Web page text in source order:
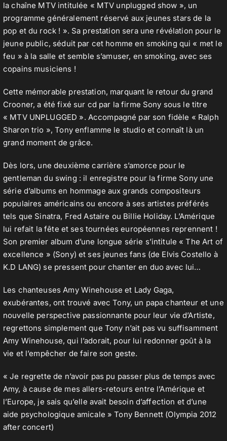
la chaîne MTV intitulée « MTV unplugged show », un
programme généralement réservé aux jeunes stars de la
pop et du rock ! ». Sa prestation sera une révélation pour le
jeune public, séduit par cet homme en smoking qui « met le
feu » à la salle et semble s’amuser, en smoking, avec ses
copains musiciens !
Cette mémorable prestation, marquant le retour du grand
Crooner, a été fixé sur cd par la firme Sony sous le titre
« MTV UNPLUGGED ». Accompagné par son fidèle « Ralph
Sharon trio », Tony enflamme le studio et connaît là un
grand moment de grâce.
Dès lors, une deuxième carrière s’amorce pour le
gentleman du swing : il enregistre pour la firme Sony une
série d’albums en hommage aux grands compositeurs
populaires américains ou encore à ses artistes préférés
tels que Sinatra, Fred Astaire ou Billie Holiday. L’Amérique
lui refait la fête et ses tournées européennes reprennent !
Son premier album d’une longue série s’intitule « The Art of
excellence » (Sony) et ses jeunes fans (de Elvis Costello à
K.D LANG) se pressent pour chanter en duo avec lui…
Les chanteuses Amy Winehouse et Lady Gaga,
exubérantes, ont trouvé avec Tony, un papa chanteur et une
nouvelle perspective passionnante pour leur vie d’Artiste,
regrettons simplement que Tony n’ait pas vu suffisamment
Amy Winehouse, qui l’adorait, pour lui redonner goût à la
vie et l’empêcher de faire son geste.
« Je regrette de n’avoir pas pu passer plus de temps avec
Amy, à cause de mes allers-retours entre l’Amérique et
l’Europe, je sais qu’elle avait besoin d’affection et d’une
aide psychologique amicale » Tony Bennett (Olympia 2012
after concert)